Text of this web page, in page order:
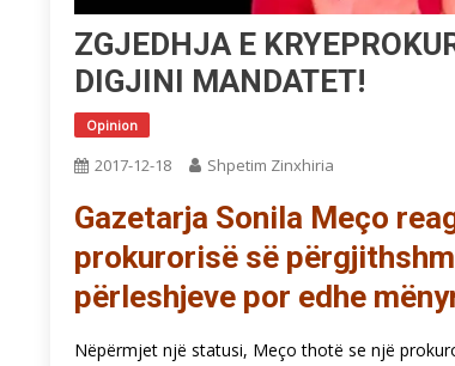
ZGJEDHJA E
DIGJINI MANDATET!
Opinion
2017-12-18 Shpetim Zinxhiria
Gazetarja Sonila Meço
prokurorisë së
përleshjeve por edhe
Nëpërmjet një statusi, Meço thotë se një